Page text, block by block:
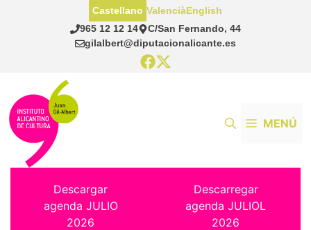
965 12 12 14
C/San Fernando, 44
gilalbert@diputacionalicante.es
Castellano ValenciàEnglish
MENÚ
Descargar
agenda JULIO
2026
Descarregar
agenda JULIOL
2026